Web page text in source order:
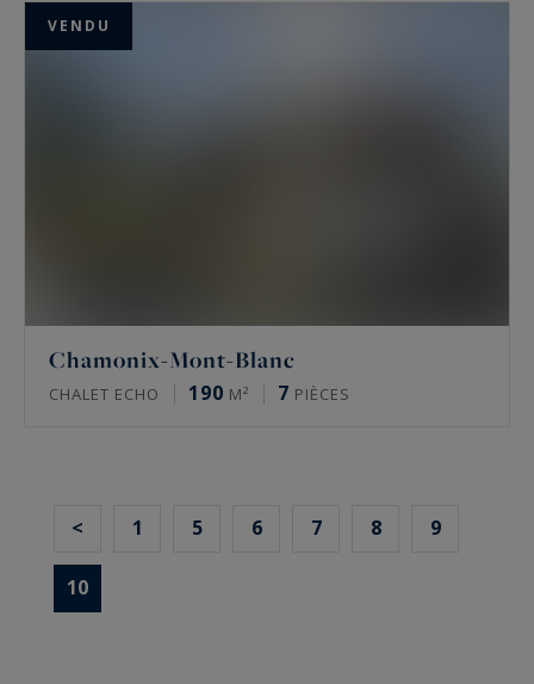
VENDU
Chamonix-Mont-Blanc
CHALET ECHO 190 M² 7 PIÈCES
< 1 5 6 7 8 9
10